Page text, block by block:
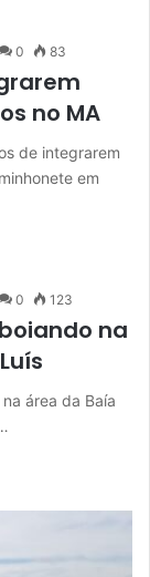
0 83
no MA
de integrarem
em
0 123
na
área da Baía